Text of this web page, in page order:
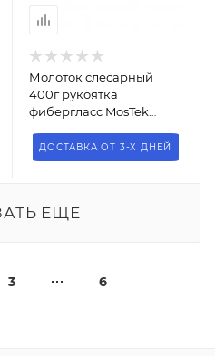
Молоток слесарный
400г рукоятка
фибергласс MosTek
ДОСТАВКА ОТ 3-Х ДНЕЙ
ЕЩЕ
3 6